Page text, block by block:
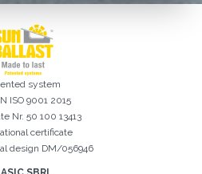
system
ISO 9001 2015
Nr. 50 100 13413
certificate
design DM/056946